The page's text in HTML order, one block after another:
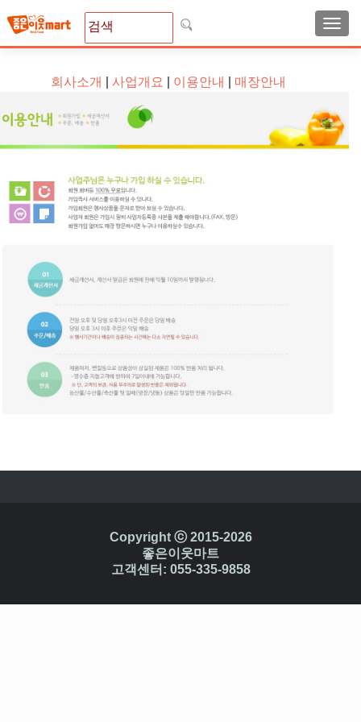
Search for:
회사소개 사업개요 이용안내 매장안내
Copyright ⓒ 2015-2026
좋은이웃마트
고객센터: 055-335-9858